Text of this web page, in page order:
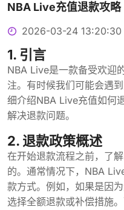
NBA Live充值退款攻略
2026-03-24 13:20:30
1. 引言
NBA Live是一款备受欢迎
注。有时候我们可能会遇
细介绍NBA Live充值如何
解决退款问题。
2. 退款政策概述
在开始退款流程之前，了
的。通常情况下，NBA
款方式。例如，如果是因
选择全额退款或补偿措施